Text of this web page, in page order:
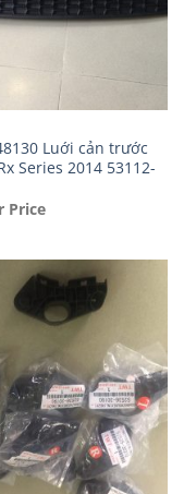
Luới cản trước
Series 2014 53112-
Price